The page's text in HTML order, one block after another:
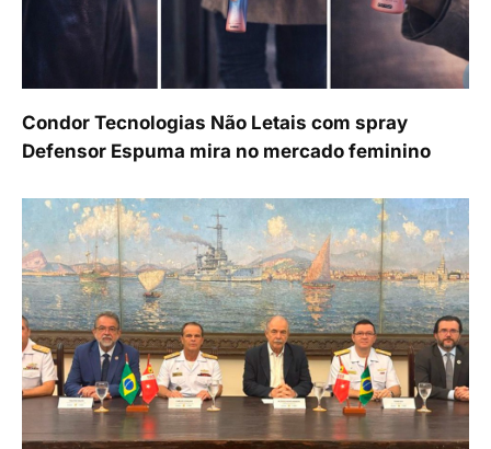
Condor Tecnologias Não Letais com spray
Defensor Espuma mira no mercado feminino